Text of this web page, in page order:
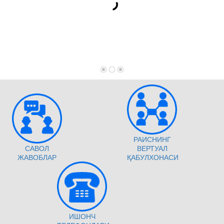
САВОЛ
ЖАВОБЛАР
РАИСНИНГ
ВЕРТУАЛ
ҚАБУЛХОНАСИ
ИШОНЧ